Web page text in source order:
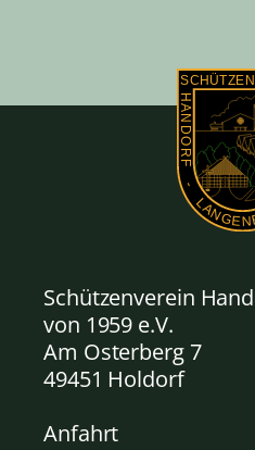
Schützenverein
von 1959 e.V.
Am Osterberg 7
49451 Holdorf
Anfahrt